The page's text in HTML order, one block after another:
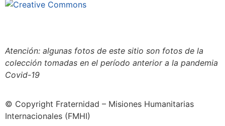
Atención: algunas fotos de este sitio son fotos de la
colección tomadas en el período anterior a la pandemia
Covid-19
© Copyright Fraternidad – Misiones Humanitarias
Internacionales (FMHI)